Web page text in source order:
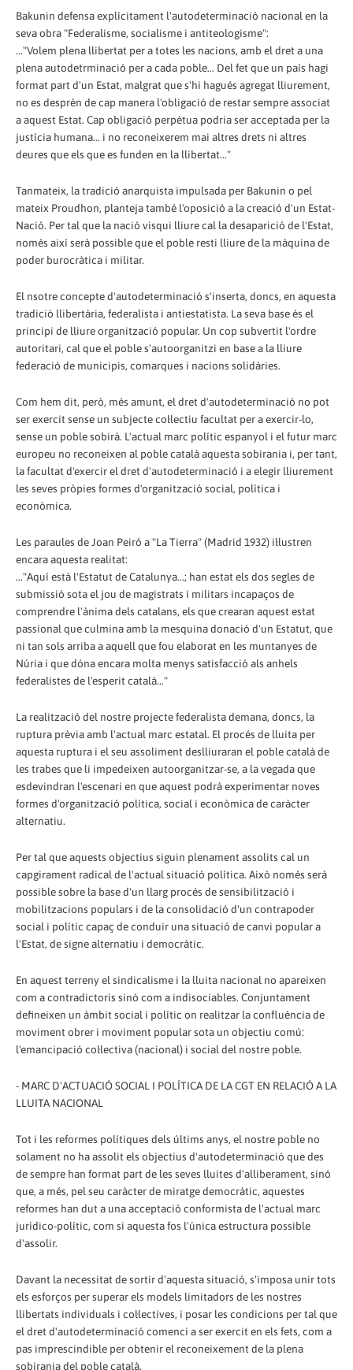
Bakunin defensa explícitament l'autodeterminació nacional en la
seva obra "Federalisme, socialisme i antiteologisme":
..."Volem plena llibertat per a totes les nacions, amb el dret a una
plena autodetrminació per a cada poble... Del fet que un país hagi
format part d'un Estat, malgrat que s'hi hagués agregat lliurement,
no es desprèn de cap manera l'obligació de restar sempre associat
a aquest Estat. Cap obligació perpètua podria ser acceptada per la
justícia humana... i no reconeixerem mai altres drets ni altres
deures que els que es funden en la llibertat..."
Tanmateix, la tradició anarquista impulsada per Bakunin o pel
mateix Proudhon, planteja també l'oposició a la creació d'un Estat-
Nació. Per tal que la nació visqui lliure cal la desaparició de l'Estat,
només així serà possible que el poble resti lliure de la màquina de
poder burocràtica i militar.
El nsotre concepte d'autodeterminació s'inserta, doncs, en aquesta
tradició llibertària, federalista i antiestatista. La seva base és el
principi de lliure organització popular. Un cop subvertit l'ordre
autoritari, cal que el poble s'autoorganitzi en base a la lliure
federació de municipis, comarques i nacions solidàries.
Com hem dit, però, més amunt, el dret d'autodeterminació no pot
ser exercit sense un subjecte col·lectiu facultat per a exercir-lo,
sense un poble sobirà. L'actual marc polític espanyol i el futur marc
europeu no reconeixen al poble català aquesta sobirania i, per tant,
la facultat d'exercir el dret d'autodeterminació i a elegir lliurement
les seves pròpies formes d'organització social, política i
econòmica.
Les paraules de Joan Peiró a "La Tierra" (Madrid 1932) il·lustren
encara aquesta realitat:
..."Aquí està l'Estatut de Catalunya...; han estat els dos segles de
submissió sota el jou de magistrats i militars incapaços de
comprendre l'ànima dels catalans, els que crearan aquest estat
passional que culmina amb la mesquina donació d'un Estatut, que
ni tan sols arriba a aquell que fou elaborat en les muntanyes de
Núria i que dóna encara molta menys satisfacció als anhels
federalistes de l'esperit català..."
La realització del nostre projecte federalista demana, doncs, la
ruptura prèvia amb l'actual marc estatal. El procés de lluita per
aquesta ruptura i el seu assoliment deslliuraran el poble català de
les trabes que li impedeixen autoorganitzar-se, a la vegada que
esdevindran l'escenari en que aquest podrà experimentar noves
formes d'organització política, social i econòmica de caràcter
alternatiu.
Per tal que aquests objectius siguin plenament assolits cal un
capgirament radical de l'actual situació política. Això només serà
possible sobre la base d'un llarg procés de sensibilització i
mobilitzacions populars i de la consolidació d'un contrapoder
social i polític capaç de conduir una situació de canvi popular a
l'Estat, de signe alternatiu i democràtic.
En aquest terreny el sindicalisme i la lluita nacional no apareixen
com a contradictoris sinó com a indisociables. Conjuntament
defineixen un àmbit social i polític on realitzar la confluència de
moviment obrer i moviment popular sota un objectiu comú:
l'emancipació col·lectiva (nacional) i social del nostre poble.
- MARC D'ACTUACIÓ SOCIAL I POLÍTICA DE LA CGT EN RELACIÓ A LA
LLUITA NACIONAL
Tot i les reformes polítiques dels últims anys, el nostre poble no
solament no ha assolit els objectius d'autodeterminació que des
de sempre han format part de les seves lluites d'alliberament, sinó
que, a més, pel seu caràcter de miratge democràtic, aquestes
reformes han dut a una acceptació conformista de l'actual marc
jurídico-polític, com si aquesta fos l'única estructura possible
d'assolir.
Davant la necessitat de sortir d'aquesta situació, s'imposa unir tots
els esforços per superar els models limitadors de les nostres
llibertats individuals i col·lectives, i posar les condicions per tal que
el dret d'autodeterminació comenci a ser exercit en els fets, com a
pas imprescindible per obtenir el reconeixement de la plena
sobirania del poble català.